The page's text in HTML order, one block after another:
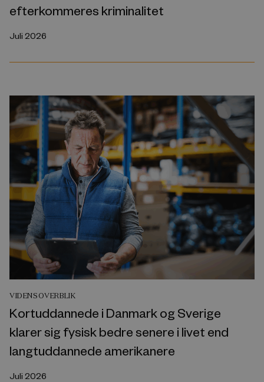
efterkommeres kriminalitet
Juli 2026
VIDENSOVERBLIK
Kortuddannede i Danmark og Sverige
klarer sig fysisk bedre senere i livet end
langtuddannede amerikanere
Juli 2026